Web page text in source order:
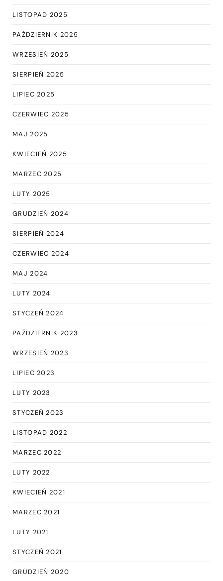
LISTOPAD 2025
PAŹDZIERNIK 2025
WRZESIEŃ 2025
SIERPIEŃ 2025
LIPIEC 2025
CZERWIEC 2025
MAJ 2025
KWIECIEŃ 2025
MARZEC 2025
LUTY 2025
GRUDZIEŃ 2024
SIERPIEŃ 2024
CZERWIEC 2024
MAJ 2024
LUTY 2024
STYCZEŃ 2024
PAŹDZIERNIK 2023
WRZESIEŃ 2023
LIPIEC 2023
LUTY 2023
STYCZEŃ 2023
LISTOPAD 2022
MARZEC 2022
LUTY 2022
KWIECIEŃ 2021
MARZEC 2021
LUTY 2021
STYCZEŃ 2021
GRUDZIEŃ 2020